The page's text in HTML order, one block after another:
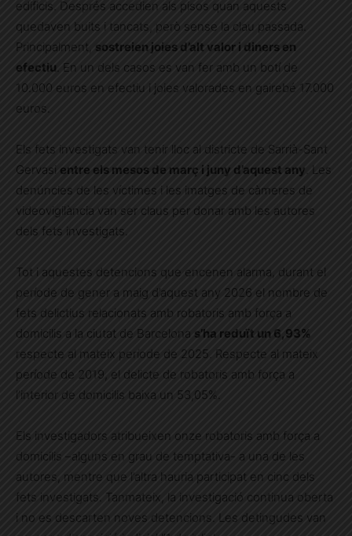
edificis. Després accedien als pisos quan aquests
quedaven buits i tancats, però sense la clau passada.
Principalment, sostreien joies d’alt valor i diners en
efectiu. En un dels casos es van fer amb un botí de
10.000 euros en efectiu i joies valorades en gairebé 17.000
euros.
Els fets investigats van tenir lloc al districte de Sarrià-Sant
Gervasi entre els mesos de març i juny d’aquest any
. Les
denúncies de les víctimes i les imatges de càmeres de
videovigilància van ser claus per donar amb les autores
dels fets investigats.
Tot i aquestes detencions que encenen alarma, durant el
període de gener a maig d’aquest any 2026 el nombre de
fets delictius relacionats amb robatoris amb força a
domicilis a la ciutat de Barcelona s’ha reduït un 6,93%
respecte al mateix període de 2025. Respecte al mateix
període de 2019, el delicte de robatoris amb força a
l’interior de domicilis baixa un 53,05%.
Els investigadors atribueixen onze robatoris amb força a
domicilis –alguns en grau de temptativa- a una de les
autores, mentre que l’altra hauria participat en cinc dels
fets investigats. Tanmateix, la investigació continua oberta
i no es descarten noves detencions. Les detingudes van